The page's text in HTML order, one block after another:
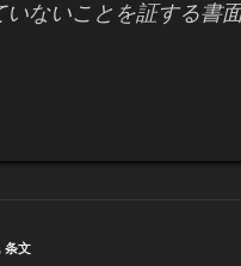
いないことを証する書
条文